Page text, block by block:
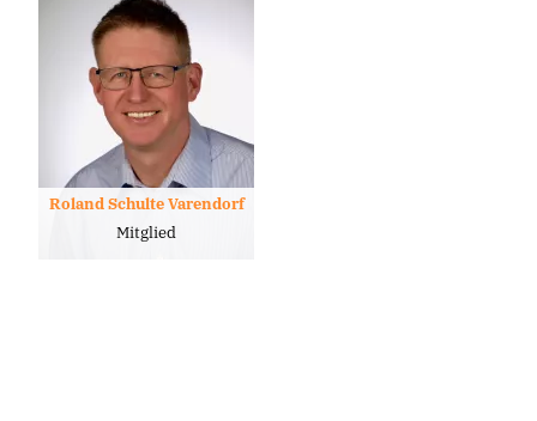
Roland Schulte Varendorf
Mitglied